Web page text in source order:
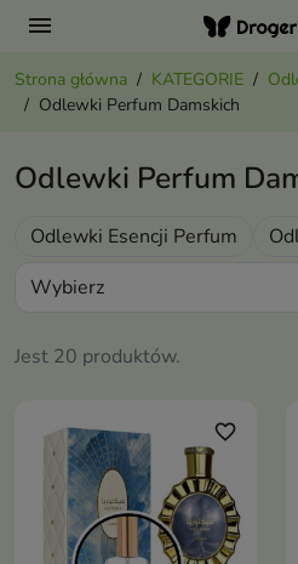
menu
Strona główna KATEGORIE
Odlewki Perfum Damskich
Odlewki Perfum
Odlewki Esencji Perfum
Jest 20 produktów.
Wybierz
favorite_border